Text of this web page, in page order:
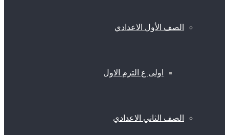
الصف الأول الاعدادي
اولى ع الترم الاول
الصف الثاني الاعدادي